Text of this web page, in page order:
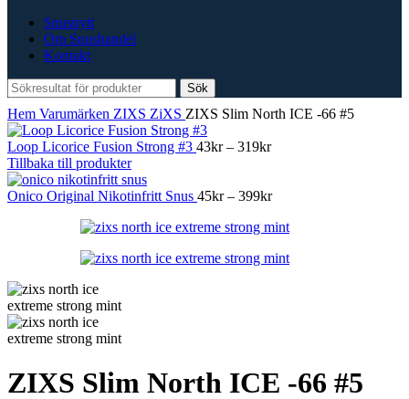
Snusnytt
Om Snushandel
Kontakt
Sök
Hem Varumärken ZIXS ZiXS ZIXS Slim North ICE -66 #5
Loop Licorice Fusion Strong #3 43kr – 319krPrisintervall:
319kr
Tillbaka till produkter
Onico Original Nikotinfritt Snus 45kr – 399krPrisintervall:
till
ZIXS Slim North ICE -66 #5